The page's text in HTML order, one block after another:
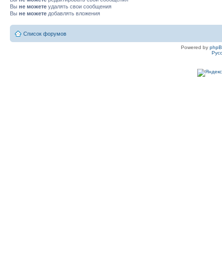
Вы не можете удалять свои сообщения
Вы не можете добавлять вложения
Список форумов
Powered by